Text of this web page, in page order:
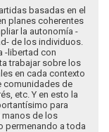
basadas en el
planes coherentes
la autonomía -
de los individuos.
-libertad con
trabajar sobre los
en cada contexto
comunidades de
etc. Y en esto la
para
de los
permenando a toda